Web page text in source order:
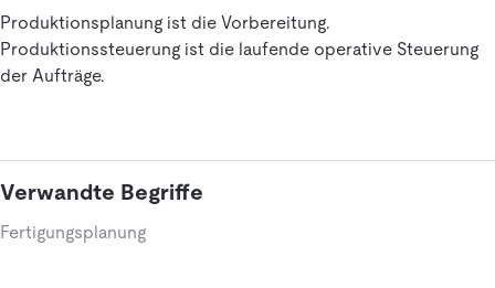
Produktionsplanung ist die Vorbereitung.
Produktionssteuerung ist die laufende operative Steuerung
der Aufträge.
Verwandte Begriffe
Fertigungsplanung